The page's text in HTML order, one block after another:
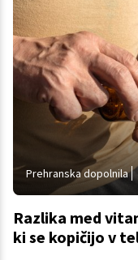
Prehranska dopolnila
Razlika med
ki se kopičijo v